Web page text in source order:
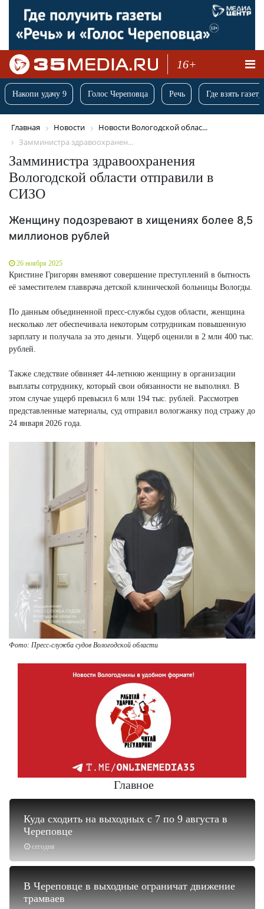
16+
Накопи удачу 9 Голос Череповца Речь Где взять
Главная Новости
Новости Вологодской облас...
Замминистра здравоохранен...
Замминистра здравоохранения
Вологодской области отправили в
СИЗО
Женщину подозревают в хищениях более 8,5
миллионов рублей
26 ноября 2025
Кристине Григорян вменяют совершение преступлений в бытность
её заместителем главврача детской клинической больницы Вологды.
По данным объединенной пресс-службы судов области, женщина
несколько лет обеспечивала некоторым сотрудникам повышенную
зарплату и получала за это деньги. Ущерб оценили в 2 млн 400 тыс.
рублей.
Также следствие обвиняет 44-летнюю женщину в организации
выплаты сотруднику, который свои обязанности не выполнял. В
этом случае ущерб превысил 6 млн 194 тыс. рублей. Рассмотрев
представленные материалы, суд отправил вологжанку под стражу до
24 января 2026 года.
Фото: Пресс-служба судов Вологодской области
Главное
сегодня
Куда сходить на выходных с 7 по 9 августа в
Череповце
В Череповце в выходные ограничат движение
трамваев